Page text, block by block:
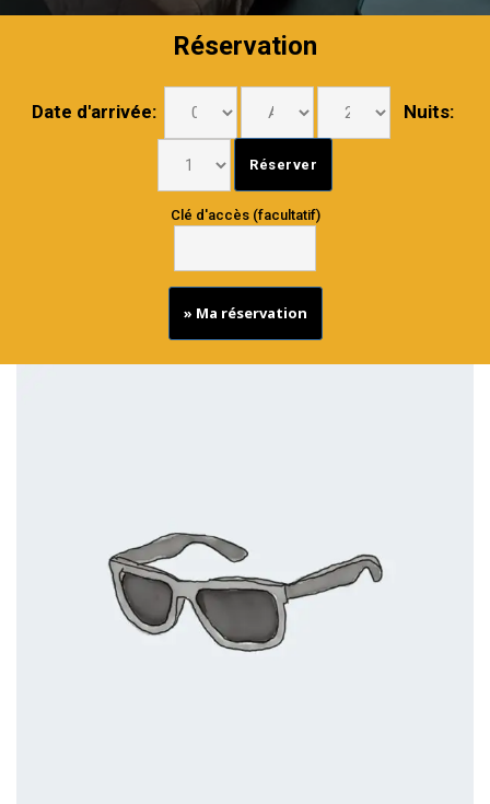
Réservation
Date d'arrivée: Nuits:
Clé d'accès (facultatif)
» Ma réservation